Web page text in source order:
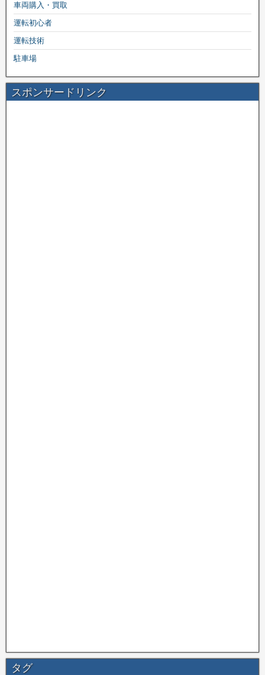
車両購入・買取
運転初心者
運転技術
駐車場
スポンサードリンク
タグ